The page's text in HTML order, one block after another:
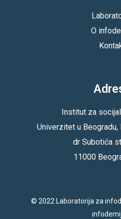
O
Institut za
Univerzitet u
dr Subotića
11000
© 2022 Laboratorija za